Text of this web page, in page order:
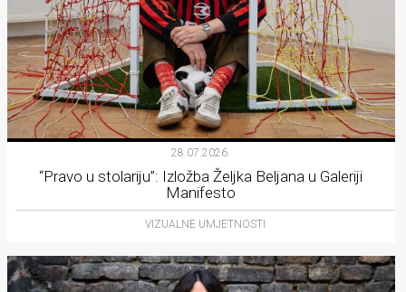
28.07.2026.
“Pravo u stolariju”: Izložba Željka Beljana u Galeriji
Manifesto
VIZUALNE UMJETNOSTI